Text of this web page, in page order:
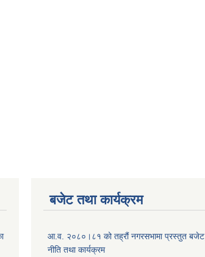
बजेट तथा कार्यक्रम
आ.व. २०८०।८१ को तह्रौं नगरसभामा प्रस्तुत बजेट,
नीति तथा कार्यक्रम